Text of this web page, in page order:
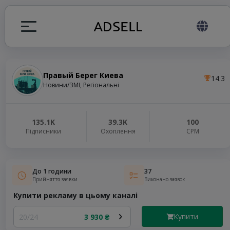
Правый Берег Киева
Новини/ЗМІ, Регіональні
14.3
135.1K
Підписники
39.3K
Охоплення
100
СРМ
До 1 години
Прийняття заявки
37
Виконано заявок
Купити рекламу в цьому каналі
20/24 3 930 ₴ Купити